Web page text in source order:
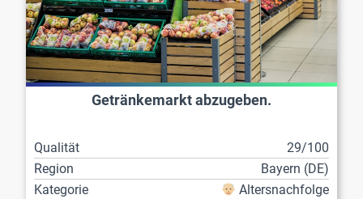
Getränkemarkt abzugeben.
Qualität
29/100
Region
Bayern (DE)
Kategorie
Altersnachfolge